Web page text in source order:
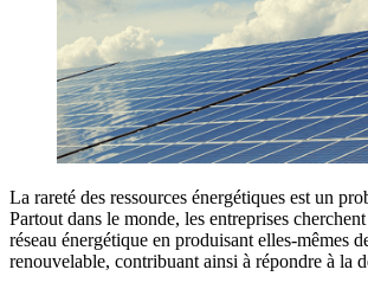
La rareté des ressources énergétiques est un
Partout dans le monde, les entreprises
réseau énergétique en produisant elles-mêmes
renouvelable, contribuant ainsi à répondre à la